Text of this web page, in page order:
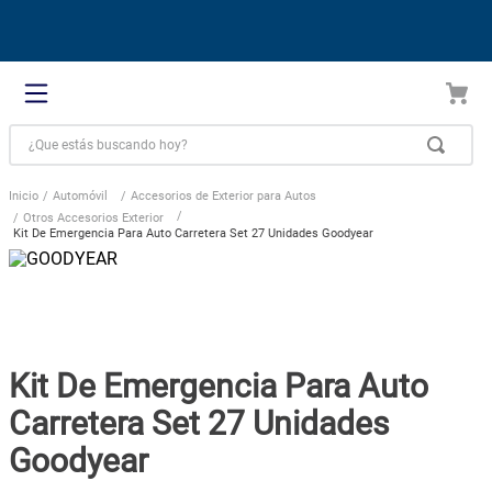
¿Que estás buscando hoy?
Automóvil
Accesorios de Exterior para Autos
Otros Accesorios Exterior
Kit De Emergencia Para Auto Carretera Set 27 Unidades Goodyear
Kit De Emergencia Para Auto
Carretera Set 27 Unidades
Goodyear